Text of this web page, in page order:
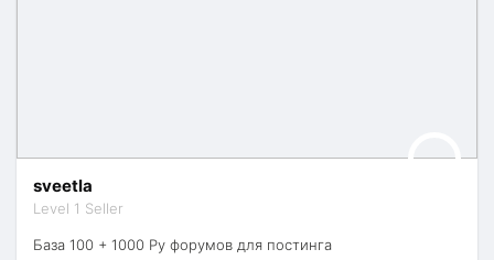
sveetla
Level 1 Seller
База 100 + 1000 Ру форумов для постинга